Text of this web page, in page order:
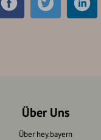
Über Uns
Über hey.bayern